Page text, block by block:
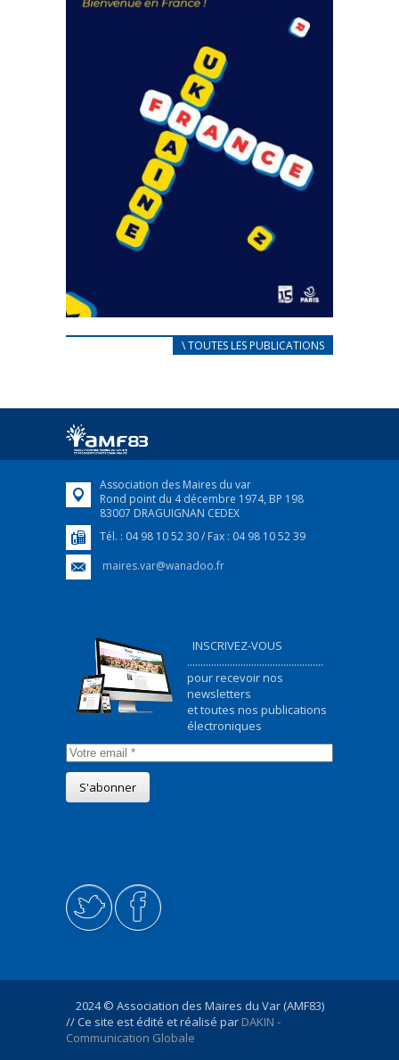
FEUILLETER
CARNET D’ACCUEIL
Afin d’accompagner au mieux les réfugiés
FEUILLETER
\ TOUTES LES PUBLICATIONS
Association des Maires du var
Rond point du 4 décembre 1974, BP 198
83007 DRAGUIGNAN CEDEX
Tél. : 04 98 10 52 30 / Fax : 04 98 10 52 39
maires.var@wanadoo.fr
INSCRIVEZ-VOUS
...................................................
pour recevoir nos
newsletters
et toutes nos publications
électroniques
2024 © Association des Maires du Var (AMF83)
// Ce site est édité et réalisé par DAKIN -
Communication Globale